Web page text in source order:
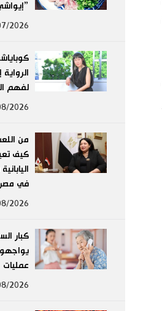
2026
لفهم
2026
من
كيف
في
2026
كبار
عمليات
2026